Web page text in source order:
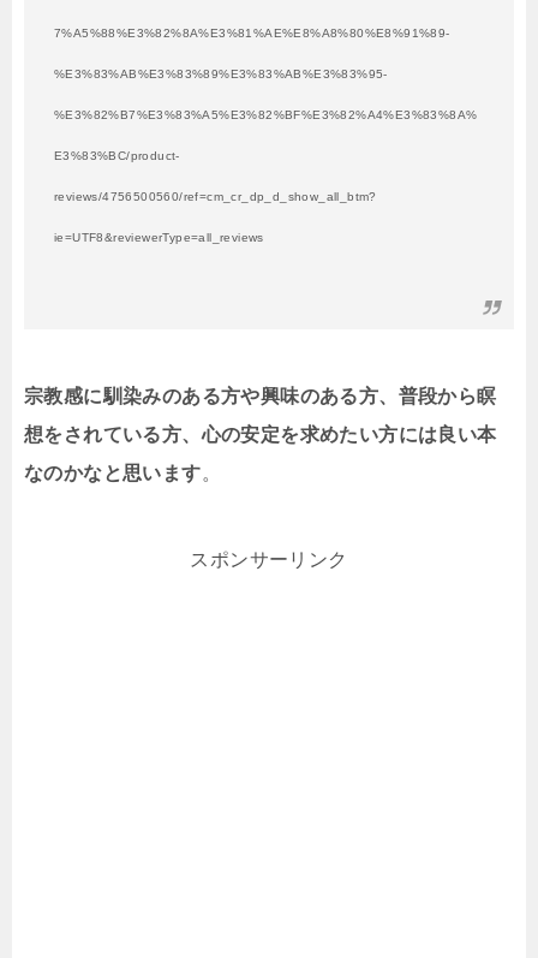
7%A5%88%E3%82%8A%E3%81%AE%E8%A8%80%E8%91%89-
%E3%83%AB%E3%83%89%E3%83%AB%E3%83%95-
%E3%82%B7%E3%83%A5%E3%82%BF%E3%82%A4%E3%83%8A%
E3%83%BC/product-
reviews/4756500560/ref=cm_cr_dp_d_show_all_btm?
ie=UTF8&reviewerType=all_reviews
宗教感に馴染みのある方や興味のある方、普段から瞑
想をされている方、心の安定を求めたい方には良い本
なのかなと思います。
スポンサーリンク